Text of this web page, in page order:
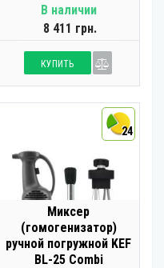
В наличии
8 411 грн.
КУПИТЬ
24
Миксер
(гомогенизатор)
ручной погружной KEF
BL-25 Combi